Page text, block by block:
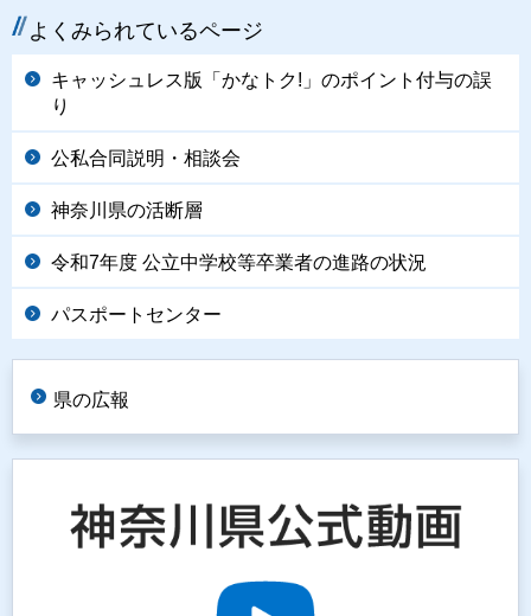
よくみられているページ
キャッシュレス版「かなトク!」のポイント付与の誤
り
公私合同説明・相談会
神奈川県の活断層
令和7年度 公立中学校等卒業者の進路の状況
パスポートセンター
県の広報